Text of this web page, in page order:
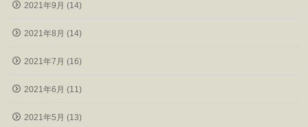
2021年9月 (14)
2021年8月 (14)
2021年7月 (16)
2021年6月 (11)
2021年5月 (13)